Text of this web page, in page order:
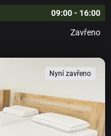
09:00 - 16:00
Zavřeno
Nyní zavřeno